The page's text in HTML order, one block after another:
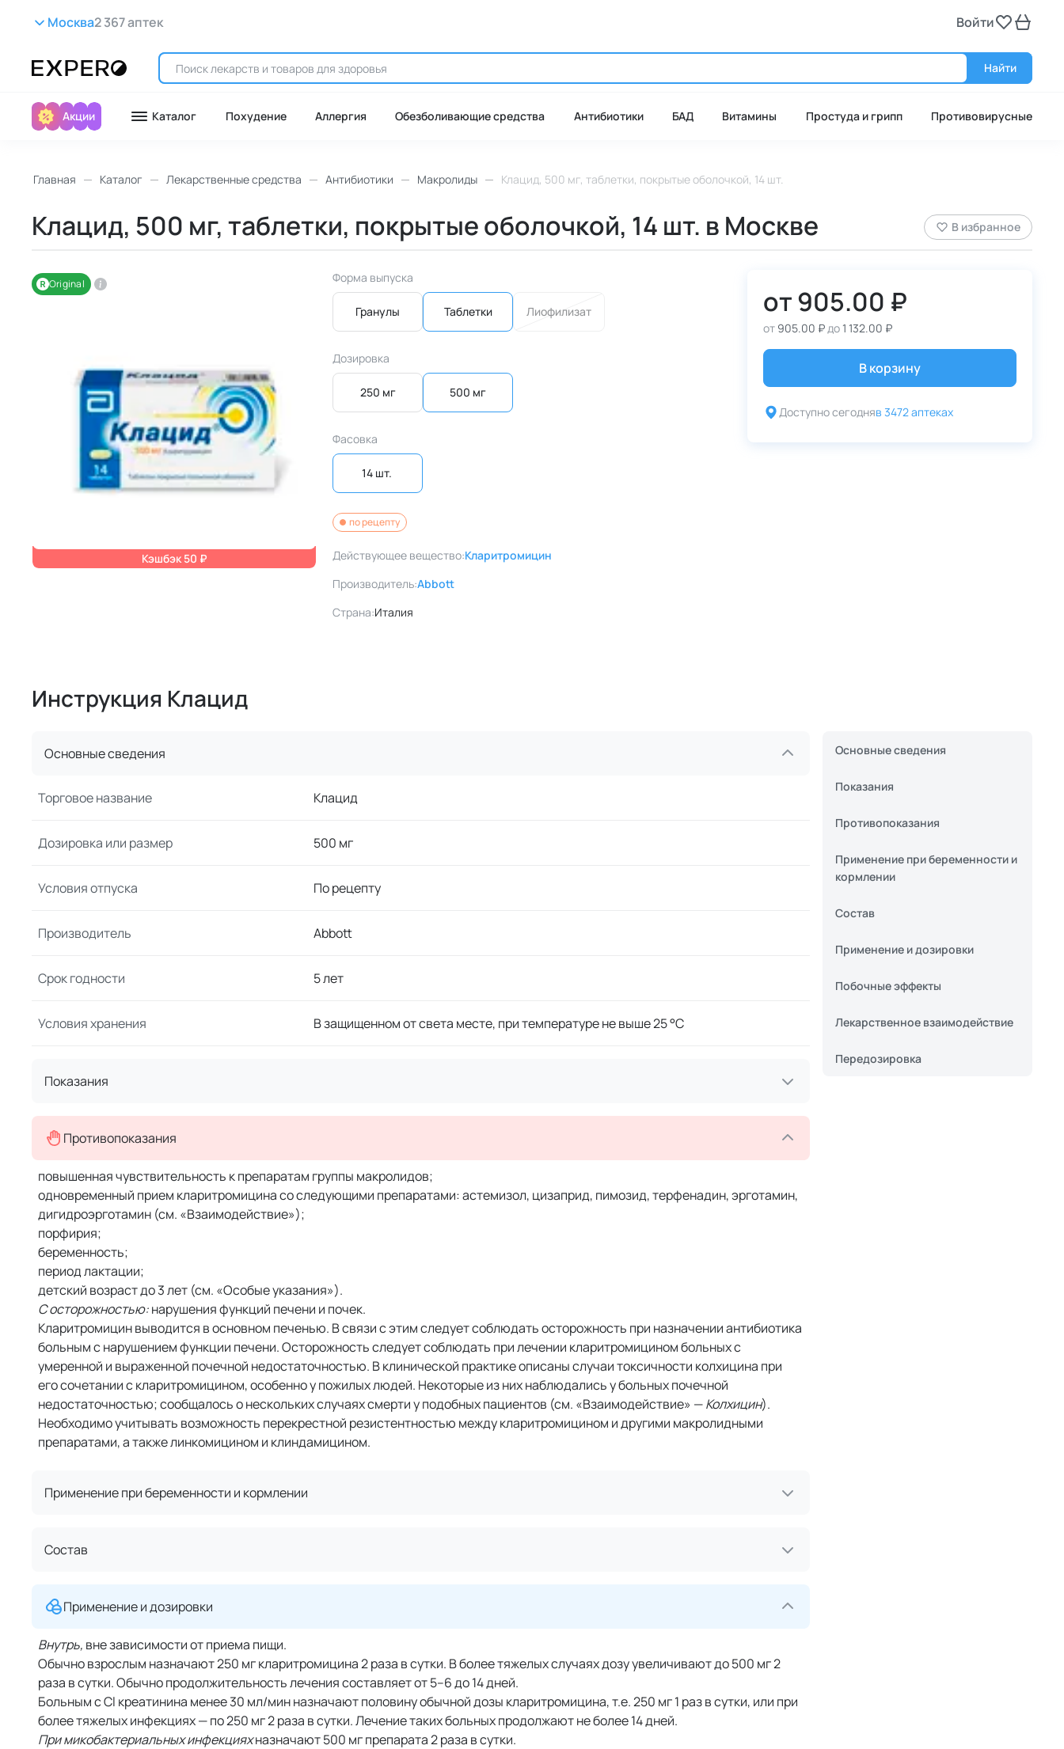
Москва2 367 аптек Войти
Найти
Акции Каталог Похудение Аллергия Обезболивающие средства Антибиотики БАД Витамины Простуда и грипп Противовирусные
Главная Каталог Лекарственные средства Антибиотики Макролиды Клацид, 500 мг, таблетки, покрытые оболочкой, 14 шт.
Клацид, 500 мг, таблетки, покрытые оболочкой, 14 шт. в Москве В избранное
Original
Кэшбэк 50 ₽
Форма выпуска
Гранулы Таблетки Лиофилизат
Дозировка
250 мг 500 мг
Фасовка
14 шт.
по рецепту
Действующее вещество:Кларитромицин
Производитель:Abbott
Страна:Италия
от905.00 ₽
от 905.00 ₽до1 132.00 ₽
В корзину
Доступно сегодняв 3472 аптеках
Инструкция Клацид
Основные сведения
Торговое название Клацид
Дозировка или размер 500 мг
Условия отпуска По рецепту
Производитель Abbott
Срок годности 5 лет
Условия хранения В защищенном от света месте, при температуре не выше 25 °C
Показания
Противопоказания
повышенная чувствительность к препаратам группы макролидов;
одновременный прием кларитромицина со следующими препаратами: астемизол, цизаприд, пимозид, терфенадин, эрготамин,
дигидроэрготамин (см. «Взаимодействие»);
порфирия;
беременность;
период лактации;
детский возраст до 3 лет (см. «Особые указания»).
С осторожностью:нарушения функций печени и почек.
Кларитромицин выводится в основном печенью. В связи с этим следует соблюдать осторожность при назначении антибиотика
больным с нарушением функции печени. Осторожность следует соблюдать при лечении кларитромицином больных с
умеренной и выраженной почечной недостаточностью. В клинической практике описаны случаи токсичности колхицина при
его сочетании с кларитромицином, особенно у пожилых людей. Некоторые из них наблюдались у больных почечной
недостаточностью; сообщалось о нескольких случаях смерти у подобных пациентов (см. «Взаимодействие» —Колхицин).
Необходимо учитывать возможность перекрестной резистентностью между кларитромицином и другими макролидными
препаратами, а также линкомицином и клиндамицином.
Применение при беременности и кормлении
Состав
Применение и дозировки
Внутрь, вне зависимости от приема пищи.
Обычно взрослым назначают 250 мг кларитромицина 2 раза в сутки. В более тяжелых случаях дозу увеличивают до 500 мг 2
раза в сутки. Обычно продолжительность лечения составляет от 5–6 до 14 дней.
Больным с Cl креатинина менее 30 мл/мин назначают половину обычной дозы кларитромицина, т.е. 250 мг 1 раз в сутки, или при
более тяжелых инфекциях — по 250 мг 2 раза в сутки. Лечение таких больных продолжают не более 14 дней.
При микобактериальных инфекцияхназначают 500 мг препарата 2 раза в сутки.
Основные сведения
Показания
Противопоказания
Применение при беременности и
кормлении
Состав
Применение и дозировки
Побочные эффекты
Лекарственное взаимодействие
Передозировка